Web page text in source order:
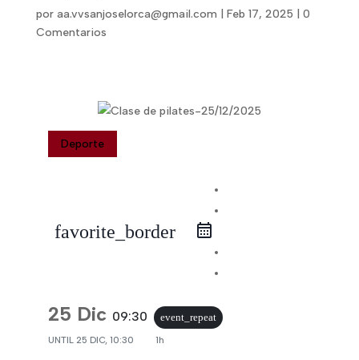
por aa.vvsanjoselorca@gmail.com Feb 17, 2025
0
Comentarios
Deporte
favorite_border
25 Dic 09:30
event_repeat
UNTIL 25 DIC, 10:30 1h